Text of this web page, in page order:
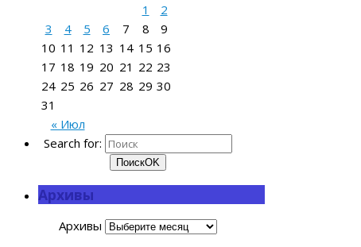
« Июл
1
2
3
4 5 6 7 8
9
10 11 12 13 14 15 16
17 18 19 20 21 22 23
24 25 26 27 28 29 30
31
Search for:
ПоискOK
Архивы
Архивы